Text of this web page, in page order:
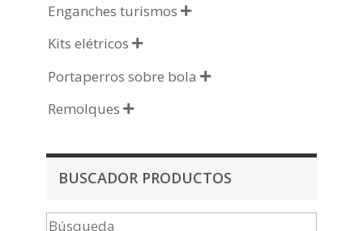
Enganches turismos 
Kits elétricos 
Portaperros sobre bola 
Remolques 
BUSCADOR PRODUCTOS